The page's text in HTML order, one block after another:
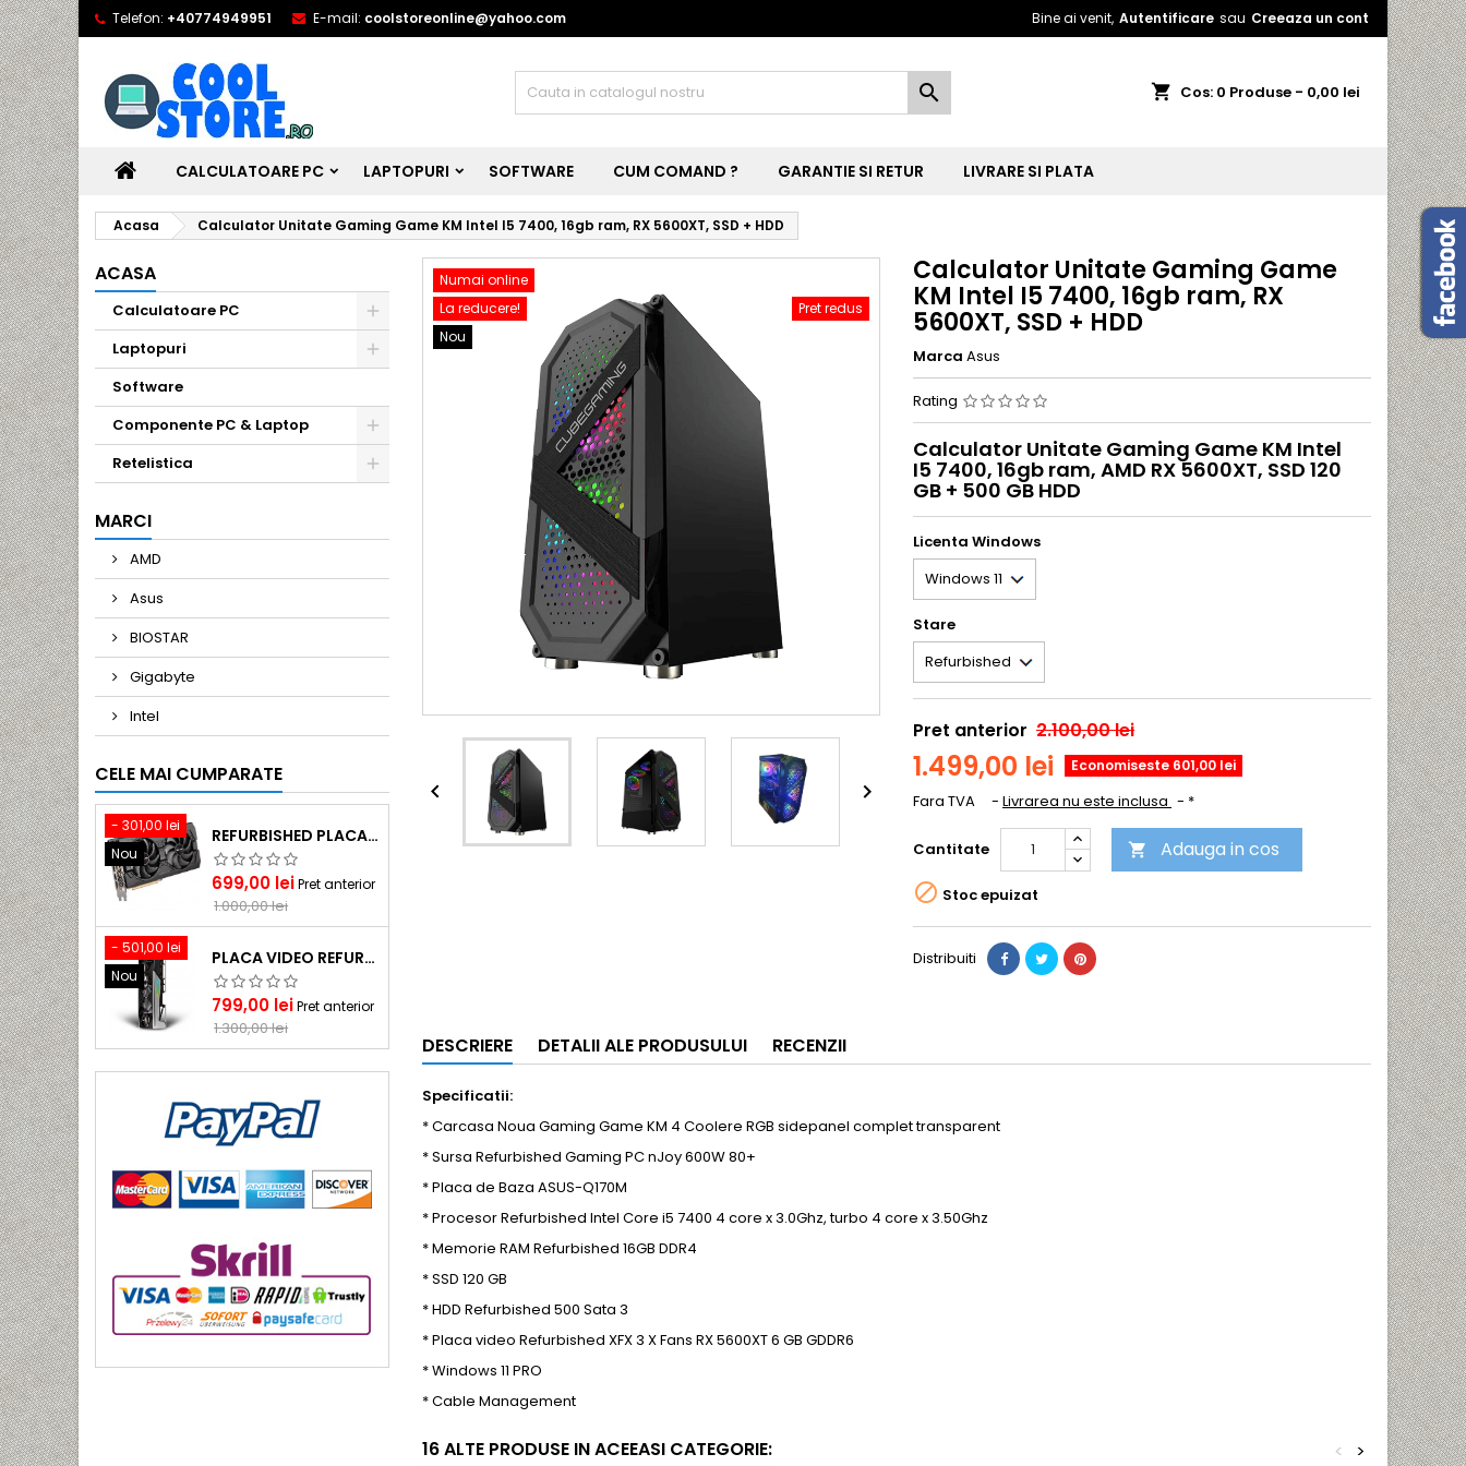
Telefon: +40774949951 E-mail: coolstoreonline@yahoo.com Bine ai venit, Autentificare sau Creeaza un cont
shopping_cart Cos: 0 Produse - 0,00 lei

CALCULATOARE PC LAPTOPURI SOFTWARE CUM COMAND ? GARANTIE SI RETUR LIVRARE SI PLATA
Acasa Calculator Unitate Gaming Game KM Intel I5 7400, 16gb ram, RX 5600XT, SSD + HDD
ACASA
Calculatoare PC
Laptopuri
Software
Componente PC & Laptop
Retelistica
MARCI
AMD
Asus
BIOSTAR
Gigabyte
Intel
CELE MAI CUMPARATE
- 301,00 lei
Nou
REFURBISHED PLACA VIDEO GAMING AMD SAPPHIRE RX 5700 PULSE & BE 8GB GDDR6
Pret
699,00 leiPret anteriorPret
baza
1.000,00 lei
- 501,00 lei
Nou
PLACA VIDEO REFURBISHED GAMING SAPPHIRE NITRO+ RX 5700XT SE& BE 8GB GDDR6
Pret
799,00 leiPret anteriorPret
baza
1.300,00 lei
Numai online
La reducere!
Pret redus
Nou
 
Calculator Unitate Gaming Game
KM Intel I5 7400, 16gb ram, RX
5600XT, SSD + HDD
Marca Asus
Rating
Calculator Unitate Gaming Game KM Intel
I5 7400, 16gb ram, AMD RX 5600XT, SSD 120
GB + 500 GB HDD
Licenta Windows
Stare
Pret anterior 2.100,00 lei
1.499,00 lei Economiseste 601,00 lei
Fara TVA Livrarea nu este inclusa *
Cantitate  Adauga in cos
 Stoc epuizat
Distribuiti
DESCRIERE DETALII ALE PRODUSULUI RECENZII
Specificatii:
* Carcasa Noua Gaming Game KM 4 Coolere RGB sidepanel complet transparent
* Sursa Refurbished Gaming PC nJoy 600W 80+
* Placa de Baza ASUS-Q170M
* Procesor Refurbished Intel Core i5 7400 4 core x 3.0Ghz, turbo 4 core x 3.50Ghz
* Memorie RAM Refurbished 16GB DDR4
* SSD 120 GB
* HDD Refurbished 500 Sata 3
* Placa video Refurbished XFX 3 X Fans RX 5600XT 6 GB GDDR6
* Windows 11 PRO
* Cable Management
16 ALTE PRODUSE IN ACEEASI CATEGORIE: >
<